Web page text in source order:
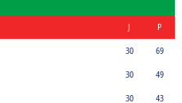
J
P
30
69
30
49
30
43